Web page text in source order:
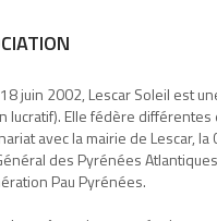
juin 2002, Lescar Soleil est
lucratif). Elle fédère
avec la mairie de Lescar, la
des Pyrénées
Pau Pyrénées.